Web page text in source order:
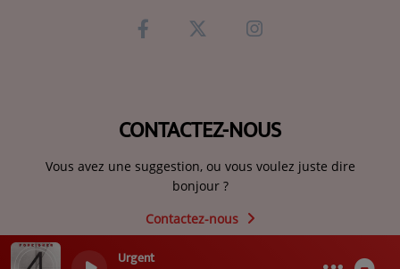
Urgent
CONTACTEZ-NOUS
Vous avez une suggestion, ou vous voulez juste dire
bonjour ?
Contactez-nous